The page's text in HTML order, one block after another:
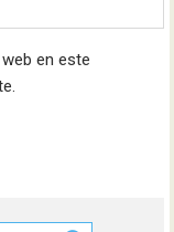
en este